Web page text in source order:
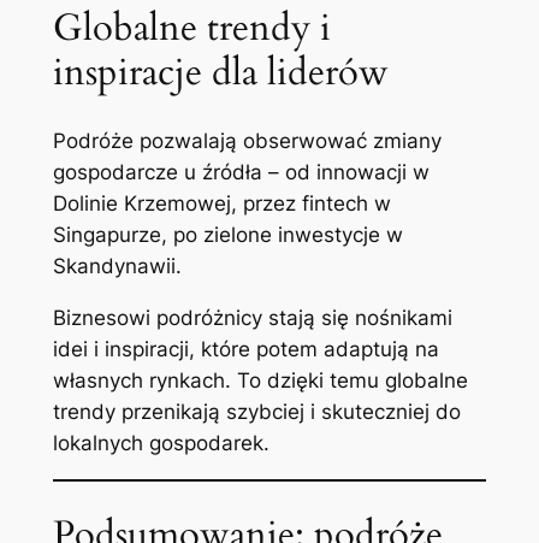
Globalne trendy i
inspiracje dla liderów
Podróże pozwalają obserwować zmiany
gospodarcze u źródła – od innowacji w
Dolinie Krzemowej, przez fintech w
Singapurze, po zielone inwestycje w
Skandynawii.
Biznesowi podróżnicy stają się nośnikami
idei i inspiracji, które potem adaptują na
własnych rynkach. To dzięki temu globalne
trendy przenikają szybciej i skuteczniej do
lokalnych gospodarek.